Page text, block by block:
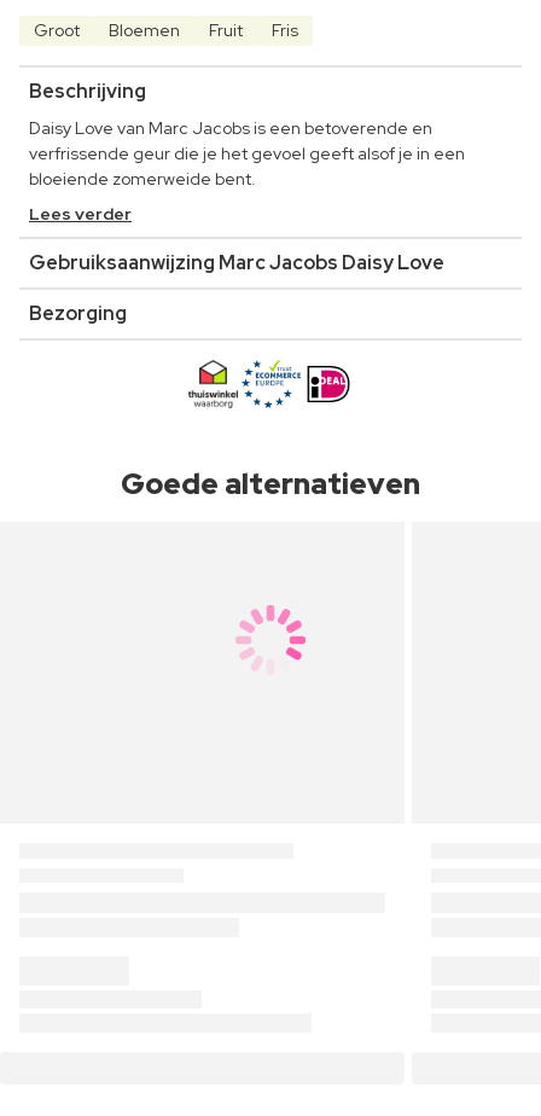
Groot Bloemen Fruit Fris
Beschrijving
Daisy Love van Marc Jacobs is een betoverende en
verfrissende geur die je het gevoel geeft alsof je in een
bloeiende zomerweide bent.
Lees verder
Gebruiksaanwijzing Marc Jacobs Daisy Love
Bezorging
Goede alternatieven